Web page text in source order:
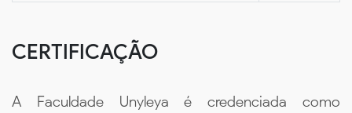
CERTIFICAÇÃO
A Faculdade Unyleya é credenciada como